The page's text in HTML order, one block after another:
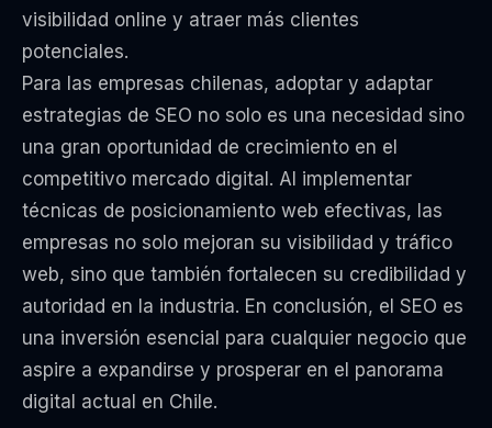
visibilidad online y atraer más clientes
potenciales.
Para las empresas chilenas, adoptar y adaptar
estrategias de SEO no solo es una necesidad sino
una gran oportunidad de crecimiento en el
competitivo mercado digital. Al implementar
técnicas de posicionamiento web efectivas, las
empresas no solo mejoran su visibilidad y tráfico
web, sino que también fortalecen su credibilidad y
autoridad en la industria. En conclusión, el SEO es
una inversión esencial para cualquier negocio que
aspire a expandirse y prosperar en el panorama
digital actual en Chile.